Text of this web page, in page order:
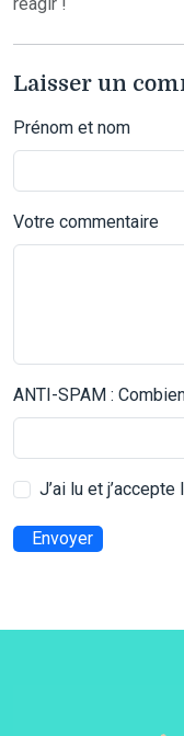
réagir !
Laisser un
Prénom et nom
Votre commentaire
ANTI-SPAM :
J’ai lu et j’accepte
Envoyer